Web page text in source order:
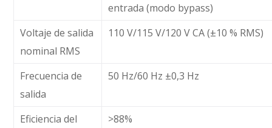
entrada (modo bypass)
Voltaje de salida
nominal RMS
110 V/115 V/120 V CA (±10 % RMS)
Frecuencia de
salida
50 Hz/60 Hz ±0,3 Hz
Eficiencia del
>88%